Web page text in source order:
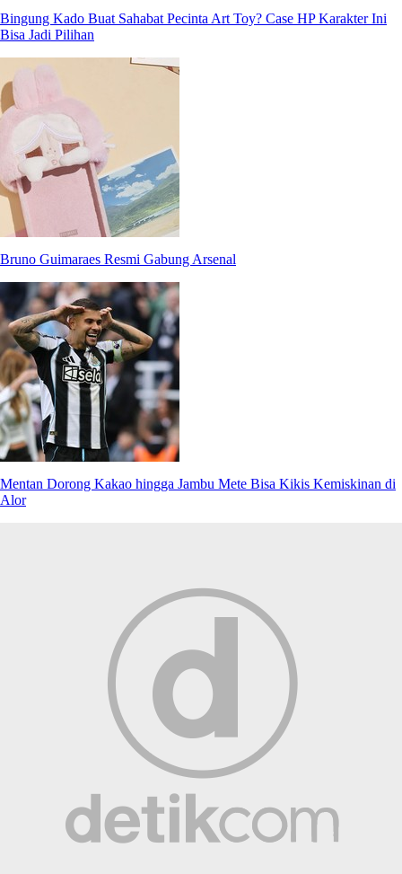
Bingung Kado Buat Sahabat Pecinta Art Toy? Case HP Karakter Ini
Bisa Jadi Pilihan
Bruno Guimaraes Resmi Gabung Arsenal
Mentan Dorong Kakao hingga Jambu Mete Bisa Kikis Kemiskinan di
Alor